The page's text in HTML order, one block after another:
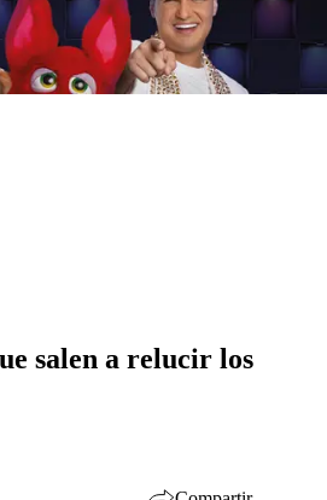
salen a relucir los